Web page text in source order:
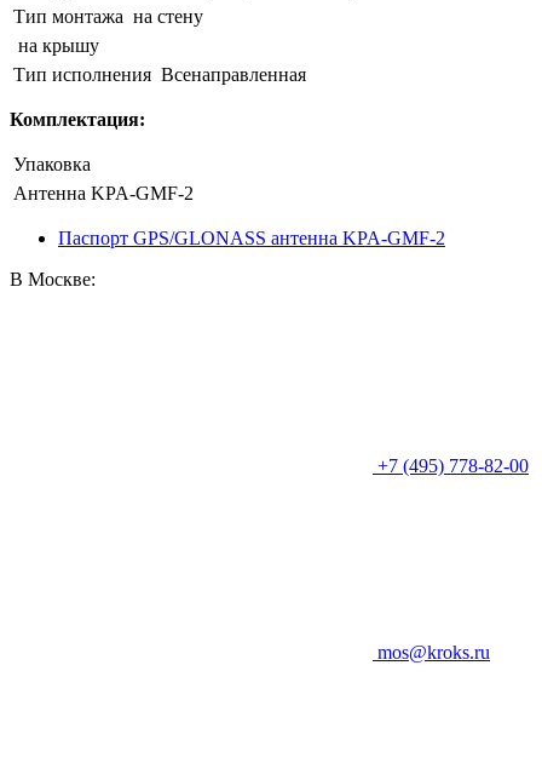
Тип монтажа на стену
на крышу
Тип исполнения Всенаправленная
Комплектация:
Упаковка
Антенна KPA-GMF-2
Паспорт GPS/GLONASS антенна KPA-GMF-2
В Москве:
+7 (495) 778-82-00
mos@kroks.ru